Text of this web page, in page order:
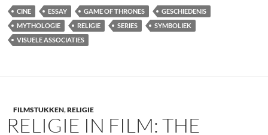
CINE ESSAY GAME OF THRONES
GESCHIEDENIS
MYTHOLOGIE
RELIGIE SERIES
SYMBOLIEK
VISUELE ASSOCIATIES
FILMSTUKKEN,RELIGIE
RELIGIE IN FILM: THE